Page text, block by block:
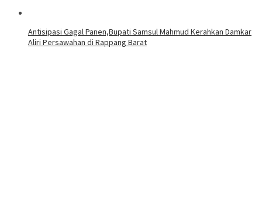
Antisipasi Gagal Panen,Bupati Samsul Mahmud Kerahkan Damkar
Aliri Persawahan di Rappang Barat